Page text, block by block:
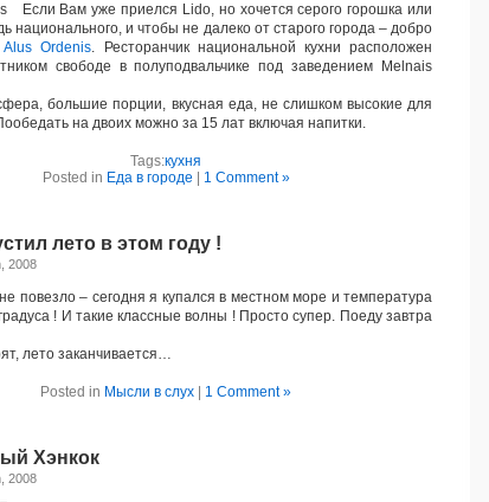
Если Вам уже приелся Lido, но хочется серого горошка или
национального, и чтобы не далеко от старого города – добро
Alus Ordenis. Ресторанчик национальной кухни расположен
свободе в полуподвальчике под заведением Melnais
большие порции, вкусная еда, не слишком высокие для
на двоих можно за 15 лат включая напитки.
Tags:кухня
Posted in Еда в городе 1 Comment »
лето в этом году !
2008
повезло – сегодня я купался в местном море и температура
! И такие классные волны ! Просто супер. Поеду завтра
лето заканчивается…
Posted in Мысли в слух 1 Comment »
Хэнкок
2008